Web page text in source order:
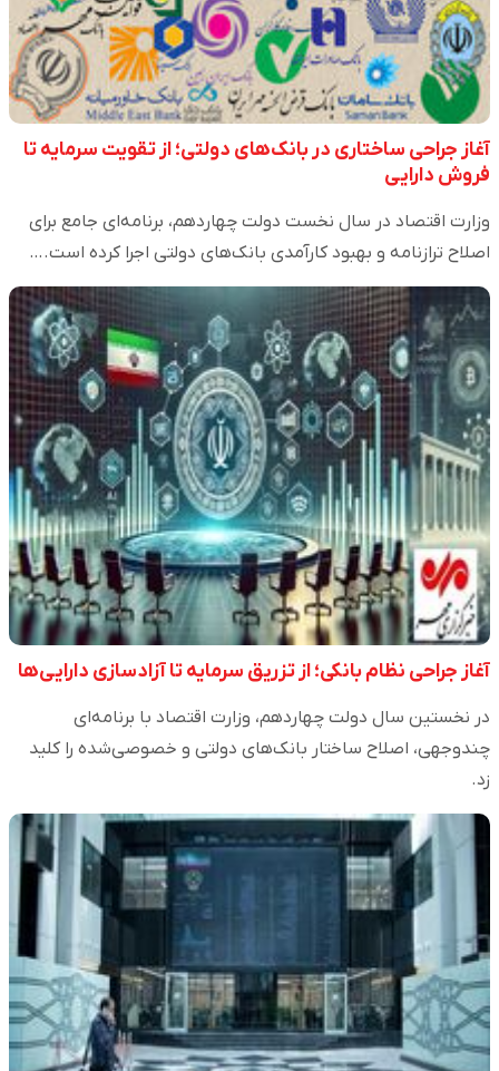
آغاز جراحی ساختاری در بانک‌های دولتی؛ از تقویت سرمایه تا
فروش دارایی‌
وزارت اقتصاد در سال نخست دولت چهاردهم، برنامه‌ای جامع برای
اصلاح ترازنامه و بهبود کارآمدی بانک‌های دولتی اجرا کرده است.…
آغاز جراحی نظام بانکی؛ از تزریق سرمایه تا آزادسازی دارایی‌ها
در نخستین سال دولت چهاردهم، وزارت اقتصاد با برنامه‌ای
چندوجهی، اصلاح ساختار بانک‌های دولتی و خصوصی‌شده را کلید
زد.